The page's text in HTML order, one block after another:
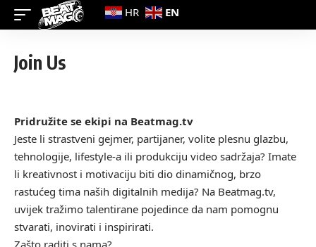
Join Us
Pridružite se ekipi na Beatmag.tv
Jeste li strastveni gejmer, partijaner, volite plesnu glazbu,
tehnologije, lifestyle-a ili produkciju video sadržaja? Imate
li kreativnost i motivaciju biti dio dinamičnog, brzo
rastućeg tima naših digitalnih medija? Na Beatmag.tv,
uvijek tražimo talentirane pojedince da nam pomognu
stvarati, inovirati i inspirirati.
Zašto raditi s nama?
HR EN